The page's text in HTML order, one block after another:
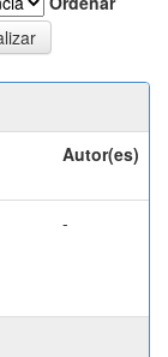
Autor(es)
-